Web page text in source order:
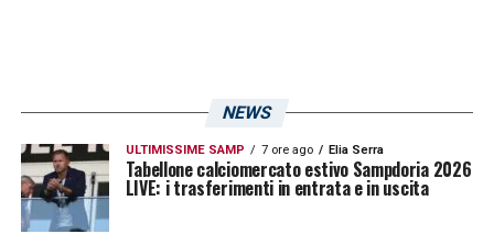
NEWS
ULTIMISSIME SAMP 7 ore ago Elia Serra
Tabellone calciomercato estivo Sampdoria 2026
LIVE: i trasferimenti in entrata e in uscita